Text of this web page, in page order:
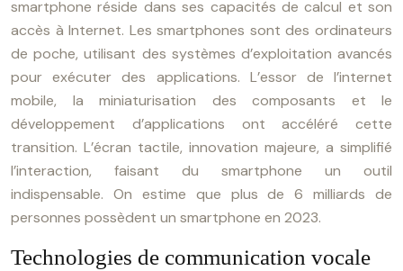
smartphone réside dans ses capacités de calcul et son
accès à Internet. Les smartphones sont des ordinateurs
de poche, utilisant des systèmes d’exploitation avancés
pour exécuter des applications. L’essor de l’internet
mobile, la miniaturisation des composants et le
développement d’applications ont accéléré cette
transition. L’écran tactile, innovation majeure, a simplifié
l’interaction, faisant du smartphone un outil
indispensable. On estime que plus de 6 milliards de
personnes possèdent un smartphone en 2023.
Technologies de communication vocale